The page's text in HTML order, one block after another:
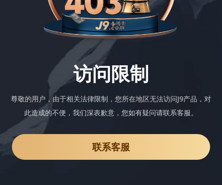
访问限制
尊敬的用户，由于相关法律限制，您所在地区无法访问J9产品，对
此造成的不便，我们深表歉意，您如有疑问请联系客服。
联系客服